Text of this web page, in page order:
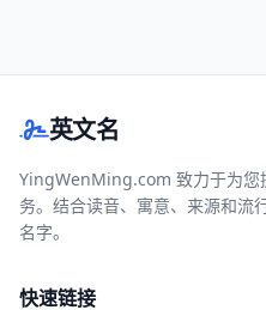
英文名
YingWenMing.com 致力于为您
务。结合读音、寓意、来源和流
名字。
快速链接